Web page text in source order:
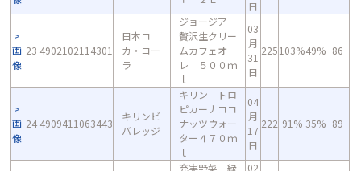
日
画
像
23 4902102114301
日本コ
カ・コー
ラ
ジョージア
贅沢生クリー
ムカフェオ
レ ５００ｍ
ｌ
03
月
31
日
225103%49% 86
画
像
24 4909411063443
キリンビ
バレッジ
キリン トロ
ピカーナココ
ナッツウォー
ター４７０ｍ
ｌ
04
月
17
日
222 91% 35% 89
充実野菜 緑
02